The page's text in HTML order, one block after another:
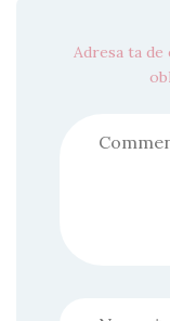
Adresa ta de